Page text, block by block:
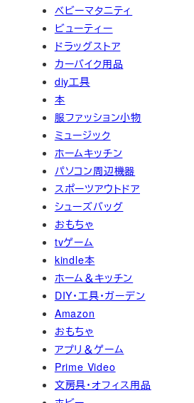
ベビーマタニティ
ビューティー
ドラッグストア
カーバイク用品
diy工具
本
服ファッション小物
ミュージック
ホームキッチン
パソコン周辺機器
スポーツアウトドア
シューズバッグ
おもちゃ
tvゲーム
kindle本
ホーム＆キッチン
DIY・工具・ガーデン
Amazon
おもちゃ
アプリ＆ゲーム
Prime Video
文房具・オフィス用品